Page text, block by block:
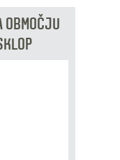
OBMOČJU